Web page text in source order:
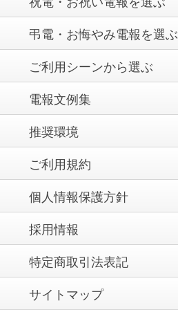
弔電・お悔やみ電報を選ぶ
ご利用シーンから選ぶ
電報文例集
推奨環境
ご利用規約
個人情報保護方針
採用情報
特定商取引法表記
サイトマップ